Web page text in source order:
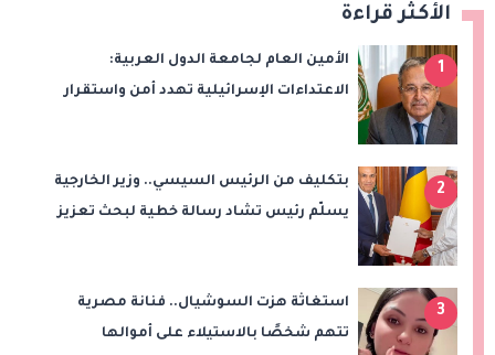
الأكثر قراءة
1
الأمين العام لجامعة الدول العربية:
الاعتداءات الإسرائيلية تهدد أمن واستقرار
2
بتكليف من الرئيس السيسي.. وزير الخارجية
يسلّم رئيس تشاد رسالة خطية لبحث تعزيز
3
استغاثة هزت السوشيال.. فنانة مصرية
تتهم شخصًا بالاستيلاء على أموالها